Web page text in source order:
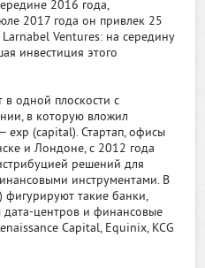
2016 года,
2017 года он привлек 25
Ventures: на середину
инвестиция этого
в одной плоскости с
в которую вложил
exp (capital). Стартап, офисы
и Лондоне, с 2012 года
решений для
инструментами. В
фигурируют такие банки,
центров и финансовые
Capital, Equinix, KCG